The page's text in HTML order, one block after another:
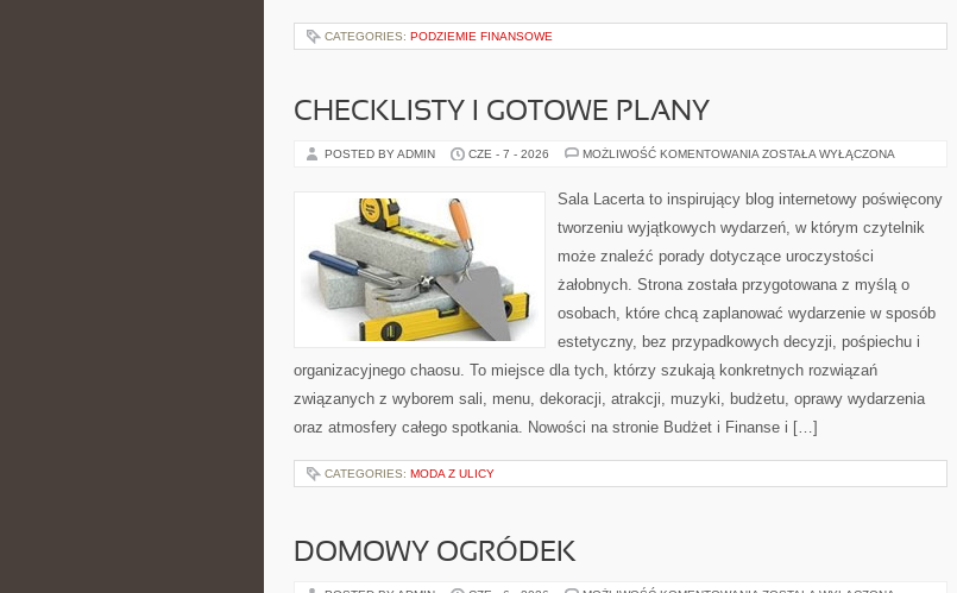
CATEGORIES: PODZIEMIE FINANSOWE
CHECKLISTY I GOTOWE PLANY
POSTED BY ADMIN CZE - 7 - 2026 MOŻLIWOŚĆ KOMENTOWANIA CHECKLISTY
PLANY
ZOSTAŁA WYŁĄCZONA
Sala Lacerta to inspirujący blog internetowy poświęcony
tworzeniu wyjątkowych wydarzeń, w którym czytelnik
może znaleźć porady dotyczące uroczystości
żałobnych. Strona została przygotowana z myślą o
osobach, które chcą zaplanować wydarzenie w sposób
estetyczny, bez przypadkowych decyzji, pośpiechu i
organizacyjnego chaosu. To miejsce dla tych, którzy szukają konkretnych rozwiązań
związanych z wyborem sali, menu, dekoracji, atrakcji, muzyki, budżetu, oprawy wydarzenia
oraz atmosfery całego spotkania. Nowości na stronie Budżet i Finanse i […]
CATEGORIES: MODA Z ULICY
DOMOWY OGRÓDEK